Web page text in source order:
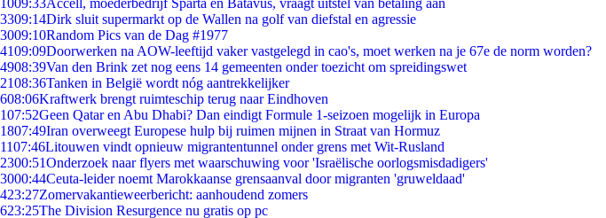
1009:33Accell, moederbedrijf Sparta en Batavus, vraagt uitstel van betaling aan
3309:14Dirk sluit supermarkt op de Wallen na golf van diefstal en agressie
3009:10Random Pics van de Dag #1977
4109:09Doorwerken na AOW-leeftijd vaker vastgelegd in cao's, moet werken na je 67e de norm worden?
4908:39Van den Brink zet nog eens 14 gemeenten onder toezicht om spreidingswet
2108:36Tanken in België wordt nóg aantrekkelijker
608:06Kraftwerk brengt ruimteschip terug naar Eindhoven
107:52Geen Qatar en Abu Dhabi? Dan eindigt Formule 1-seizoen mogelijk in Europa
1807:49Iran overweegt Europese hulp bij ruimen mijnen in Straat van Hormuz
1107:46Litouwen vindt opnieuw migrantentunnel onder grens met Wit-Rusland
2300:51Onderzoek naar flyers met waarschuwing voor 'Israëlische oorlogsmisdadigers'
3000:44Ceuta-leider noemt Marokkaanse grensaanval door migranten 'gruweldaad'
423:27Zomervakantieweerbericht: aanhoudend zomers
623:25The Division Resurgence nu gratis op pc